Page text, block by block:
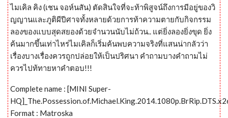
ไมเคิล คิง (เชน จอห์นสัน) ตัดสินใจที่จะท้าพิสูจน์ถึงการมีอยู่ของวิ
ญญานและภูติผีปีศาจทั้งหลายด้วยการท้าความตายกับกิจกรรม
ลองของแบบสุดสยองด้วยจำนวนนับไม่ถ้วน.. แต่ยิ่งลองยิ่งขุด ยิ่ง
ค้นมากขึ้นเท่าไหร่ไมเคิลก็เริ่มค้นพบความจริงที่แสนน่ากลัวว่า
เรื่องบางเรื่องควรถูกปล่อยให้เป็นปริศนา คำถามบางคำถามไม่
ควรไปท้ทายหาคำตอบ!!!
Complete name : [MINI Super-
Format : Matroska